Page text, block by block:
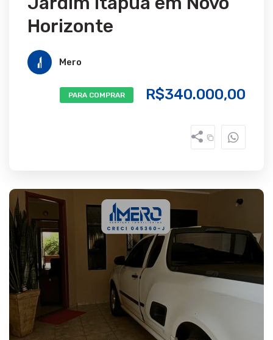
Horizonte
Mero
PARA COMPRAR R$340.000,00